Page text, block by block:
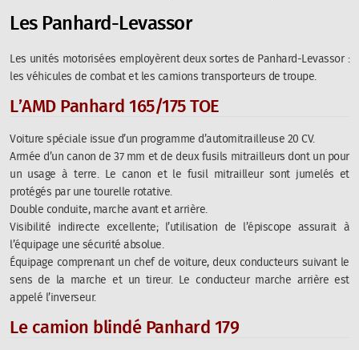
Les Panhard-Levassor
Les unités motorisées employèrent deux sortes de Panhard-Levassor :
les véhicules de combat et les camions transporteurs de troupe.
L’AMD Panhard 165/175 TOE
Voiture spéciale issue d’un programme d’automitrailleuse 20 CV.
Armée d’un canon de 37 mm et de deux fusils mitrailleurs dont un pour
un usage à terre. Le canon et le fusil mitrailleur sont jumelés et
protégés par une tourelle rotative.
Double conduite, marche avant et arrière.
Visibilité indirecte excellente; l’utilisation de l’épiscope assurait à
l’équipage une sécurité absolue.
Équipage comprenant un chef de voiture, deux conducteurs suivant le
sens de la marche et un tireur. Le conducteur marche arrière est
appelé l’inverseur.
Le camion blindé Panhard 179